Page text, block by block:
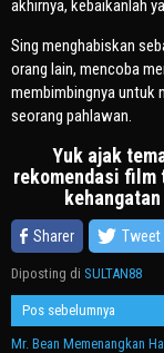
akhirnya, kebaikanlah
Sing menghabiskan
orang lain, mencoba
membimbingnya untuk
seorang pahlawan.
Yuk ajak
rekomendasi film
Sharer Tweet
Diposting di SULTAN88
Navigasi
pos
Pos sebelumnya
Mr. Bean Memenangkan